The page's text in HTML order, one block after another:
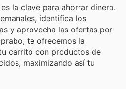
la clave para ahorrar dinero.
identifica los
y aprovecha las ofertas por
te ofrecemos la
carrito con productos de
maximizando así tu